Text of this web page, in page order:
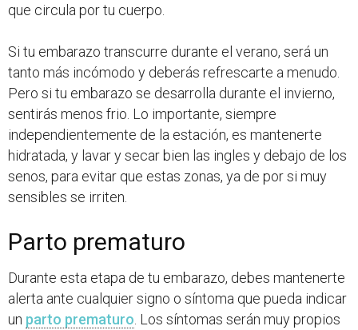
que circula por tu cuerpo.
Si tu embarazo transcurre durante el verano, será un
tanto más incómodo y deberás refrescarte a menudo.
Pero si tu embarazo se desarrolla durante el invierno,
sentirás menos frio. Lo importante, siempre
independientemente de la estación, es mantenerte
hidratada, y lavar y secar bien las ingles y debajo de los
senos, para evitar que estas zonas, ya de por si muy
sensibles se irriten.
Parto prematuro
Durante esta etapa de tu embarazo, debes mantenerte
alerta ante cualquier signo o síntoma que pueda indicar
un parto prematuro . Los síntomas serán muy propios